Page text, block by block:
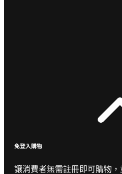
免登入購物
讓消費者無需註冊即可購物